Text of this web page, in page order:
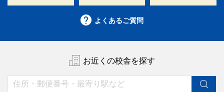
よくあるご質問
お近くの校舎を探す